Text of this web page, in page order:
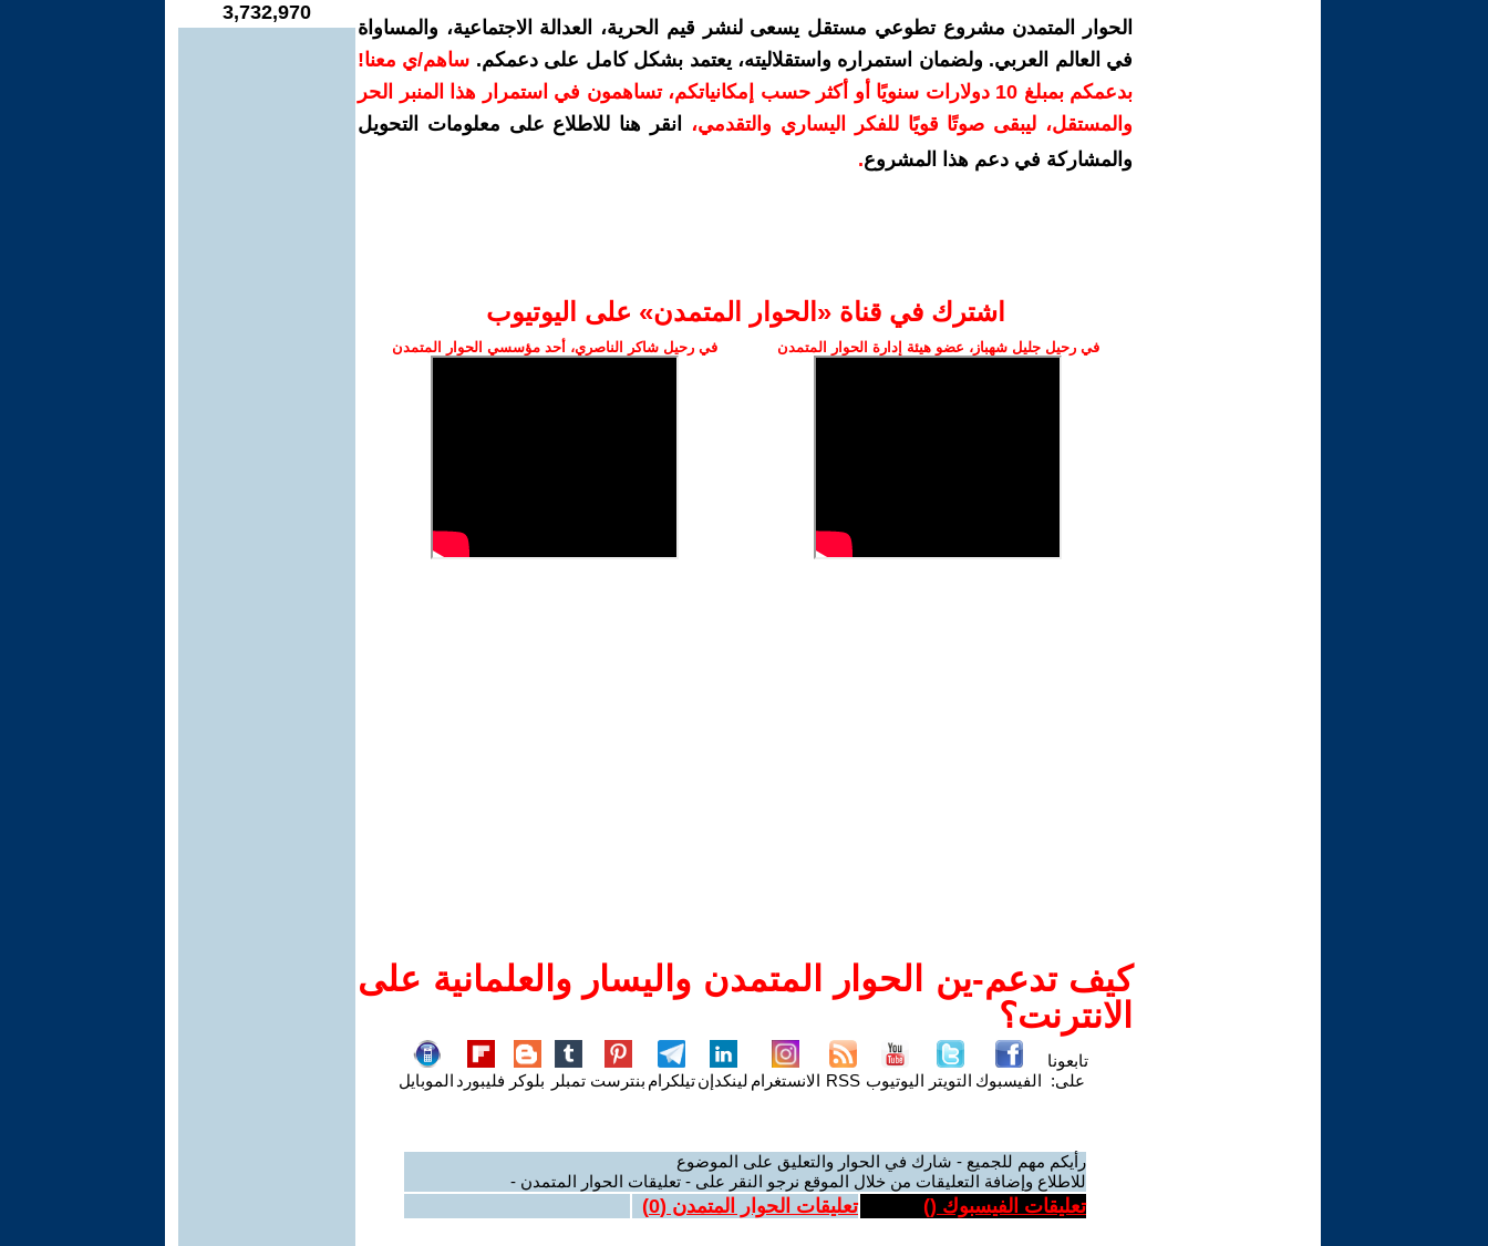
الحوار المتمدن مشروع تطوعي مستقل يسعى لنشر قيم الحرية، العدالة الاجتماعية، والمساواة
في العالم العربي. ولضمان استمراره واستقلاليته، يعتمد بشكل كامل على دعمكم. ساهم/ي معنا!
بدعمكم بمبلغ 10 دولارات سنويًا أو أكثر حسب إمكانياتكم، تساهمون في استمرار هذا المنبر الحر
والمستقل، ليبقى صوتًا قويًا للفكر اليساري والتقدمي،
انقر هنا للاطلاع على معلومات التحويل
والمشاركة في دعم هذا المشروع.
اشترك في قناة ‫«الحوار المتمدن» على اليوتيوب
في رحيل جليل شهباز، عضو هيئة إدارة الحوار المتمدن في رحيل شاكر الناصري، أحد مؤسسي الحوار المتمدن
كيف تدعم-ين الحوار المتمدن واليسار والعلمانية على
الانترنت؟
تابعونا
على: الفيسبوك التويتر اليوتيوب RSS الانستغرام لينكدإنتيلكرام بنترست تمبلر بلوكر فليبورد الموبايل
رأيكم مهم للجميع - شارك في الحوار والتعليق على الموضوع
للاطلاع وإضافة التعليقات من خلال الموقع نرجو النقر على - تعليقات الحوار المتمدن -
تعليقات الفيسبوك () تعليقات الحوار المتمدن (0
)
3,732,970